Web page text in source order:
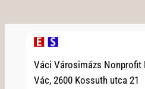
Váci Városimázs Nonprofit
Vác, 2600 Kossuth utca 21